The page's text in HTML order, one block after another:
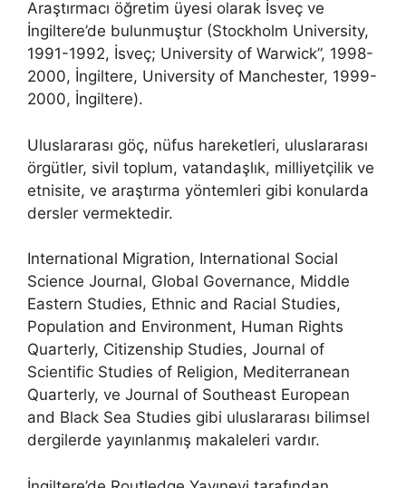
Araştırmacı öğretim üyesi olarak İsveç ve
İngiltere’de bulunmuştur (Stockholm University,
1991-1992, İsveç; University of Warwick”, 1998-
2000, İngiltere, University of Manchester, 1999-
2000, İngiltere).
Uluslararası göç, nüfus hareketleri, uluslararası
örgütler, sivil toplum, vatandaşlık, milliyetçilik ve
etnisite, ve araştırma yöntemleri gibi konularda
dersler vermektedir.
International Migration, International Social
Science Journal, Global Governance, Middle
Eastern Studies, Ethnic and Racial Studies,
Population and Environment, Human Rights
Quarterly, Citizenship Studies, Journal of
Scientific Studies of Religion, Mediterranean
Quarterly, ve Journal of Southeast European
and Black Sea Studies gibi uluslararası bilimsel
dergilerde yayınlanmış makaleleri vardır.